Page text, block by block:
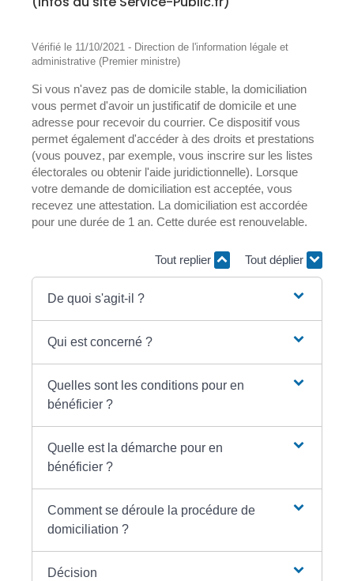
Vérifié le 11/10/2021 - Direction de l'information légale et
administrative (Premier ministre)
Si vous n'avez pas de domicile stable, la domiciliation
vous permet d'avoir un justificatif de domicile et une
adresse pour recevoir du courrier. Ce dispositif vous
permet également d'accéder à des droits et prestations
(vous pouvez, par exemple, vous inscrire sur les listes
électorales ou obtenir l'aide juridictionnelle). Lorsque
votre demande de domiciliation est acceptée, vous
recevez une attestation. La domiciliation est accordée
pour une durée de 1 an. Cette durée est renouvelable.
Tout replier Tout déplier
De quoi s'agit-il ?
Qui est concerné ?
Quelles sont les conditions pour en
bénéficier ?
Quelle est la démarche pour en
bénéficier ?
Comment se déroule la procédure de
domiciliation ?
Décision